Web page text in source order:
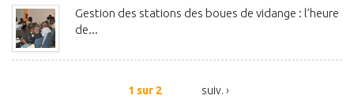
Gestion des stations des boues de vidange : l’heure
de...
1 sur 2 suiv. ›